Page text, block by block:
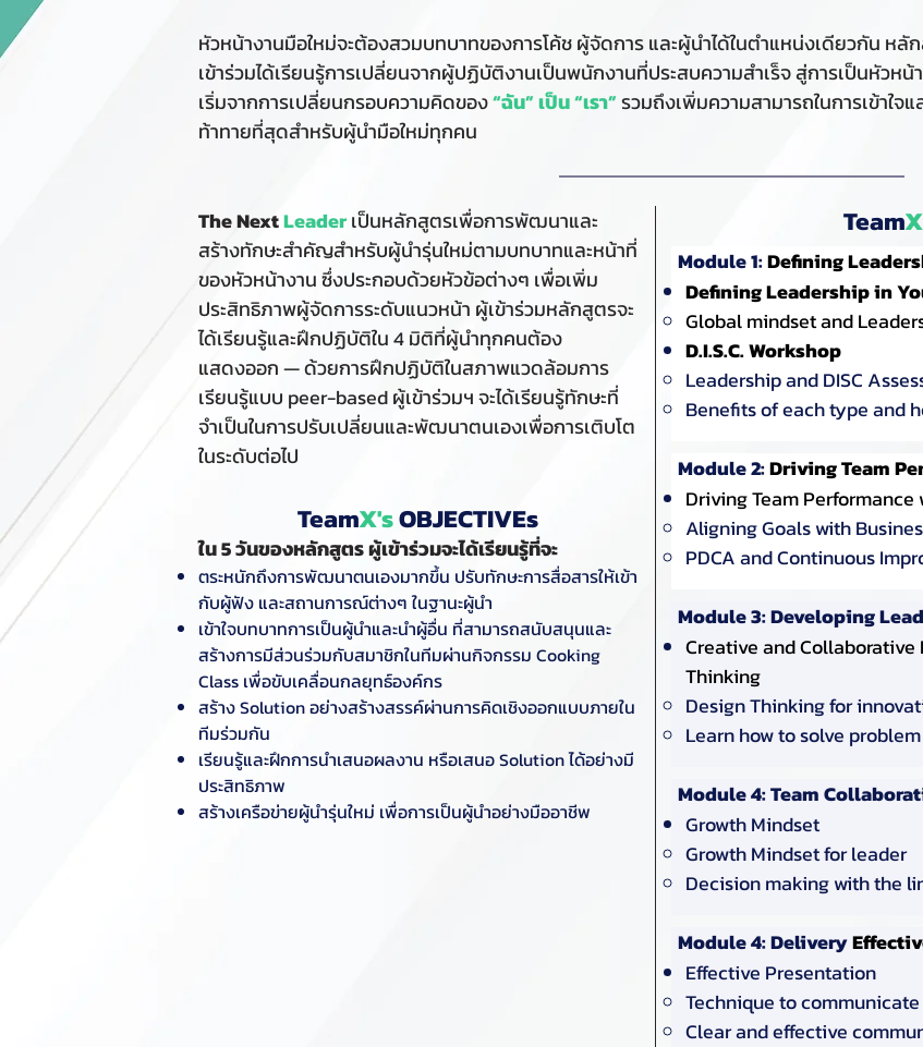
หัวหน้างานมือใหม่จะต้องสวมบทบาทของการโค้ช ผู้จัดการ และผู้นำได้ในตำแหน่งเดียวกัน หลั
เข้าร่วมได้เรียนรู้การเปลี่ยนจากผู้ปฏิบัติงานเป็นพนักงานที่ประสบความสำเร็จ สู่การเป็นหัวห
เริ่มจากการเปลี่ยนกรอบความคิดของ“ฉัน” เป็น “เรา”รวมถึงเพิ่มความสามารถในการเข้าใ
ท้าทายที่สุดสำหรับผู้นำมือใหม่ทุกคน
The NextLeaderเป็นหลักสูตรเพื่อการพัฒนาและ
สร้างทักษะสำคัญสำหรับผู้นำรุ่นใหม่ตามบทบาทและหน้าที่
ของหัวหน้างาน ซึ่งประกอบด้วยหัวข้อต่างๆ เพื่อเพิ่ม
ประสิทธิภาพผู้จัดการระดับแนวหน้า ผู้เข้าร่วมหลักสูตรจะ
ได้เรียนรู้และฝึกปฏิบัติใน 4 มิติที่ผู้นำทุกคนต้อง
แสดงออก — ด้วยการฝึกปฏิบัติในสภาพแวดล้อมการ
เรียนรู้แบบ peer-based ผู้เข้าร่วมฯ จะได้เรียนรู้ทักษะที่
จำเป็นในการปรับเปลี่ยนและพัฒนาตนเองเพื่อการเติบโต
ในระดับต่อไป
TeamX'sOBJECTIVEs
ใน 5 วันของหลักสูตร ผู้เข้าร่วมจะได้เรียนรู้ที่จะ
ตระหนักถึงการพัฒนาตนเองมากขึ้น ปรับทักษะการสื่อสารให้เข้า
กับผู้ฟัง และสถานการณ์ต่างๆ ในฐานะผู้นำ
เข้าใจบทบาทการเป็นผู้นำและนำผู้อื่น ที่สามารถสนับสนุนและ
สร้างการมีส่วนร่วมกับสมาชิกในทีมผ่านกิจกรรม Cooking
Class เพื่อขับเคลื่อนกลยุทธ์องค์กร
สร้าง Solution อย่างสร้างสรรค์ผ่านการคิดเชิงออกแบบภายใน
ทีมร่วมกัน
เรียนรู้และฝึกการนำเสนอผลงาน หรือเสนอ Solution ได้อย่างมี
ประสิทธิภาพ
สร้างเครือข่ายผู้นำรุ่นใหม่ เพื่อการเป็นผู้นำอย่างมืออาชีพ
Team
Module 1:Defining
Defining Leadership in
Global mindset and
D.I.S.C. Workshop
Leadership and DISC
Benefits of each type and
Module 2:​Driving Team
Driving Team
Aligning Goals with
PDCA and Continuous
Module 3: Developing
Creative and
Thinking
Design Thinking for
Learn how to solve
Module 4: Team
Growth Mindset
Growth Mindset for leader
Decision making with the
Module 4: Delivery
Effective Presentation
Technique to
Clear and effective